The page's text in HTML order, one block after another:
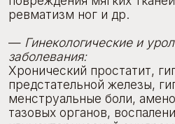
от 1000 руб.
Записаться